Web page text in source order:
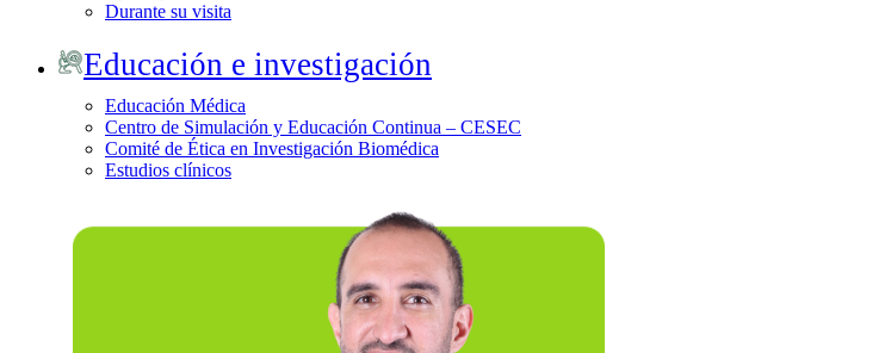
Durante su visita
Educación e investigación
Educación Médica
Centro de Simulación y Educación Continua – CESEC
Comité de Ética en Investigación Biomédica
Estudios clínicos